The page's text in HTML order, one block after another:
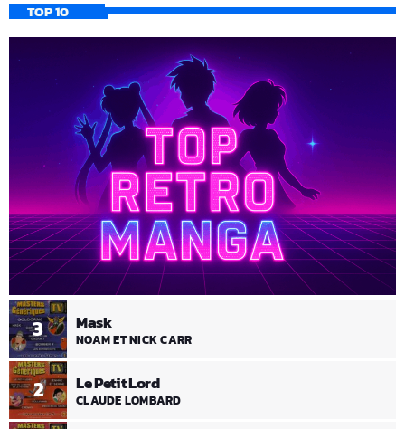
TOP 10
2 Le Petit Lord
CLAUDE LOMBARD
3 Mask
NOAM ET NICK CARR